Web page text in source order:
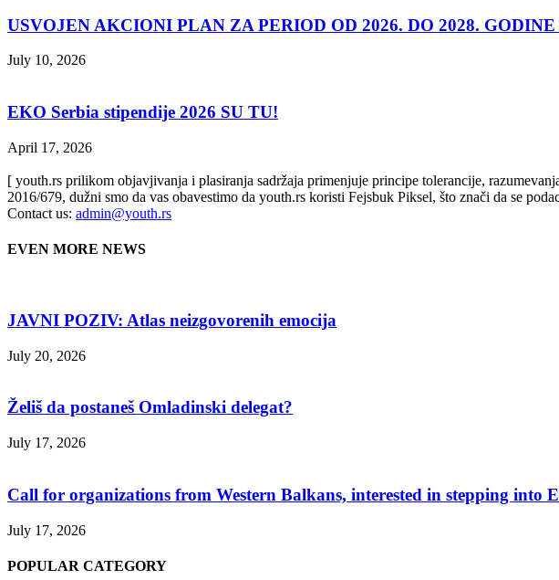
USVOJEN AKCIONI PLAN ZA PERIOD OD 2026. DO 2028.
July 10, 2026
EKO Serbia stipendije 2026 SU TU!
April 17, 2026
[ youth.rs prilikom objavjivanja i plasiranja sadržaja primenjuje principe tolerancije,
2016/679, dužni smo da vas obavestimo da youth.rs koristi Fejsbuk Piksel, što znači da se
Contact us: admin@youth.rs
EVEN MORE NEWS
JAVNI POZIV: Atlas neizgovorenih emocija
July 20, 2026
Želiš da postaneš Omladinski delegat?
July 17, 2026
Call for organizations from Western Balkans, interested in stepping into
July 17, 2026
POPULAR CATEGORY